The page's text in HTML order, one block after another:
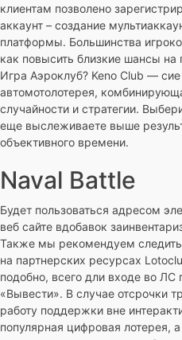
клиентам позволено
аккаунт – создание
платформы. Большинства
как повысить близкие шансы на
Игра Аэроклуб? Keno Club —
автомотолотерея,
случайности и стратегии.
еще выслеживаете выше
объективного времени.
Naval Battle
Будет пользоваться адресом
веб сайте вдобавок
Также мы рекомендуем
на партнерских ресурсах
подобно, всего дли входе во ЛС
«Вывести». В случае отсрочки
работу поддержки вне
популярная цифровая лотерея,